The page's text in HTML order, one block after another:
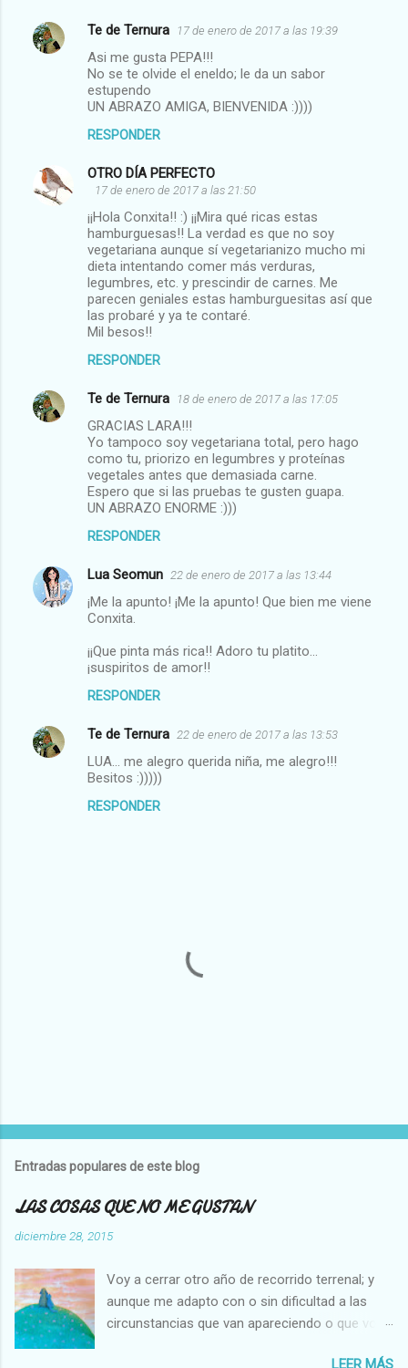
Te de Ternura 17 de enero de 2017 a las 19:39
Asi me gusta PEPA!!!
No se te olvide el eneldo; le da un sabor
estupendo
UN ABRAZO AMIGA, BIENVENIDA :))))
RESPONDER
OTRO DÍA PERFECTO
17 de enero de 2017 a las 21:50
¡¡Hola Conxita!! :) ¡¡Mira qué ricas estas
hamburguesas!! La verdad es que no soy
vegetariana aunque sí vegetarianizo mucho mi
dieta intentando comer más verduras,
legumbres, etc. y prescindir de carnes. Me
parecen geniales estas hamburguesitas así que
las probaré y ya te contaré.
Mil besos!!
RESPONDER
Te de Ternura 18 de enero de 2017 a las 17:05
GRACIAS LARA!!!
Yo tampoco soy vegetariana total, pero hago
como tu, priorizo en legumbres y proteínas
vegetales antes que demasiada carne.
Espero que si las pruebas te gusten guapa.
UN ABRAZO ENORME :)))
RESPONDER
Lua Seomun 22 de enero de 2017 a las 13:44
¡Me la apunto! ¡Me la apunto! Que bien me viene
Conxita.
¡¡Que pinta más rica!! Adoro tu platito...
¡suspiritos de amor!!
RESPONDER
Te de Ternura 22 de enero de 2017 a las 13:53
LUA... me alegro querida niña, me alegro!!!
Besitos :)))))
RESPONDER
l
c
a
r
n
c
o
m
e
n
Entradas populares de este blog
LAS COSAS QUE NO ME GUSTAN
diciembre 28, 2015
Voy a cerrar otro año de recorrido terrenal; y
aunque me adapto con o sin dificultad a las
circunstancias que van apareciendo o que voy
LEER MÁS